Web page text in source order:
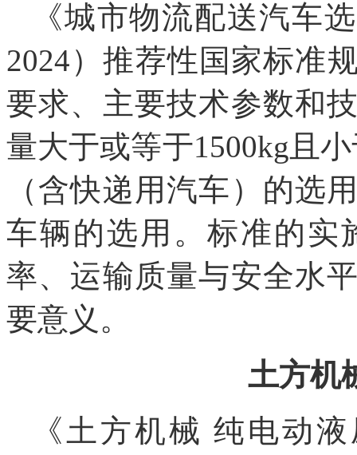
《城市物流配送汽车
2024）推荐性国家标准
要求、主要技术参数和
量大于或等于1500kg且
（含快递用汽车）的选
车辆的选用。标准的实
率、运输质量与安全水
要意义。
土方机
《土方机械 纯电动